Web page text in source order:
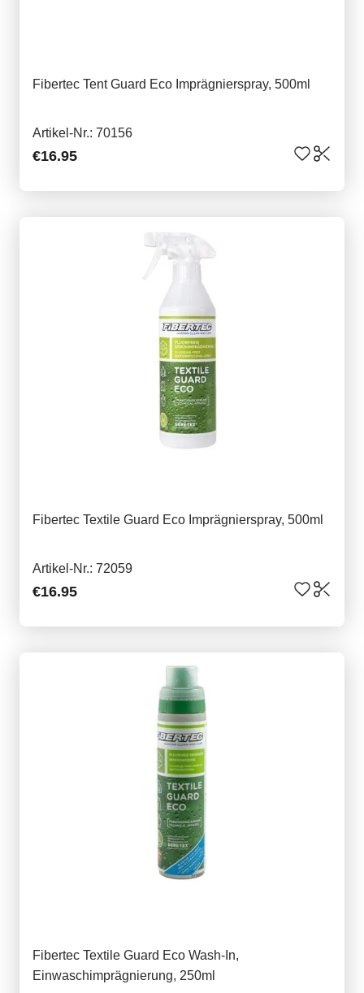
Fibertec Tent Guard Eco Imprägnierspray, 500ml
Artikel-Nr.: 70156
€16.95
Fibertec Textile Guard Eco Imprägnierspray, 500ml
Artikel-Nr.: 72059
€16.95
Fibertec Textile Guard Eco Wash-In,
Einwaschimprägnierung, 250ml